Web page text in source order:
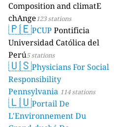
Composition and climatE
chAnge123 stations
🇵🇪PCUP Pontificia
Universidad Católica del
Perú5 stations
🇺🇸Physicians For Social
Responsibility
Pennsylvania 114 stations
🇱🇺Portail De
L'Environnement Du